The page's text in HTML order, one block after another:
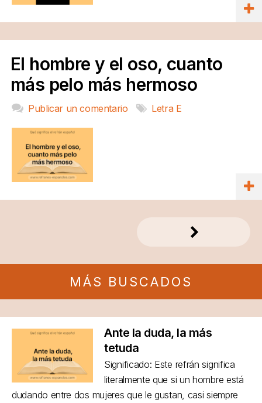
El hombre y el oso, cuanto
más pelo más hermoso
Publicar un comentario Letra E
MÁS BUSCADOS
Ante la duda, la más
tetuda
Significado: Este refrán significa
literalmente que si un hombre está
dudando entre dos mujeres que le gustan, casi siempre